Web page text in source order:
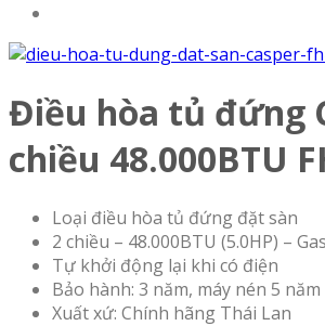
Điều hòa tủ đứng
chiều 48.000BTU
Loại điều hòa tủ đứng đặt sàn
2 chiều – 48.000BTU (5.0HP) –
Tự khởi động lại khi có điện
Bảo hành: 3 năm, máy nén 5 năm
Xuất xứ: Chính hãng Thái Lan